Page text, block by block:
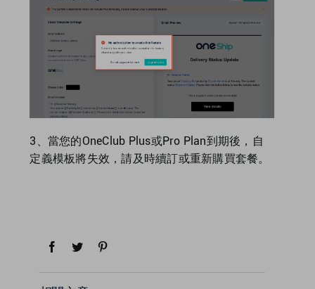
3、當您的OneClub Plus或Pro Plan到期後，自
定義模板將失效，請及時續訂或重新購買套餐。